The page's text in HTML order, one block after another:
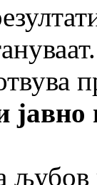
јавно